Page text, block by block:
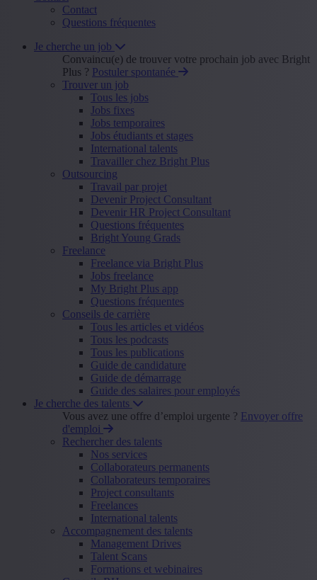
Contact
Questions fréquentes
Je cherche un job
Convaincu(e) de trouver votre prochain job avec Bright
Plus ? Postuler spontanée
Trouver un job
Tous les jobs
Jobs fixes
Jobs temporaires
Jobs étudiants et stages
International talents
Travailler chez Bright Plus
Outsourcing
Travail par projet
Devenir Project Consultant
Devenir HR Project Consultant
Questions fréquentes
Bright Young Grads
Freelance
Freelance via Bright Plus
Jobs freelance
My Bright Plus app
Questions fréquentes
Conseils de carrière
Tous les articles et vidéos
Tous les podcasts
Tous les publications
Guide de candidature
Guide de démarrage
Guide des salaires pour employés
Je cherche des talents
Vous avez une offre d’emploi urgente ? Envoyer offre
d'emploi
Rechercher des talents
Nos services
Collaborateurs permanents
Collaborateurs temporaires
Project consultants
Freelances
International talents
Accompagnement des talents
Management Drives
Talent Scans
Formations et webinaires